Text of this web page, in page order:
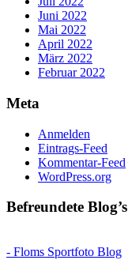
Juni 2022
Mai 2022
April 2022
März 2022
Februar 2022
Meta
Anmelden
Eintrags-Feed
Kommentar-Feed
WordPress.org
Befreundete Blog’s
- Floms Sportfoto Blog